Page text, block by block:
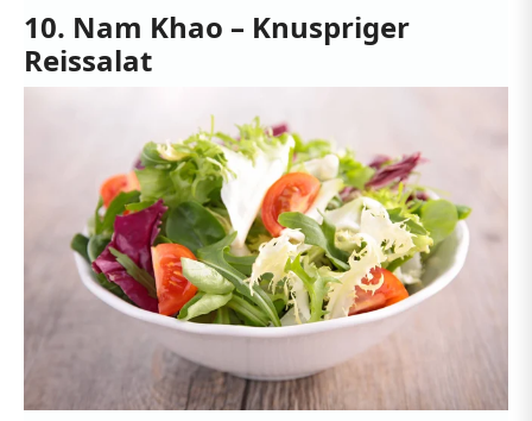
10. Nam Khao – Knuspriger
Reissalat